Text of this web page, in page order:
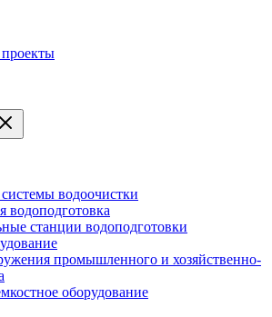
водоочистки
станции водоподготовки
промышленного и хозяйственно-
оборудование